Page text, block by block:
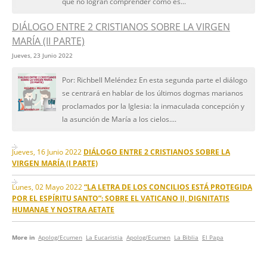
DIÁLOGO ENTRE 2 CRISTIANOS SOBRE LA VIRGEN
MARÍA (II PARTE)
Jueves, 23 Junio 2022
Por: Richbell Meléndez En esta segunda parte el diálogo
se centrará en hablar de los últimos dogmas marianos
proclamados por la Iglesia: la inmaculada concepción y
la asunción de María a los cielos....
Jueves, 16 Junio 2022 DIÁLOGO ENTRE 2 CRISTIANOS SOBRE LA
VIRGEN MARÍA (I PARTE)
Lunes, 02 Mayo 2022 “LA LETRA DE LOS CONCILIOS ESTÁ PROTEGIDA
POR EL ESPÍRITU SANTO”: SOBRE EL VATICANO II, DIGNITATIS
HUMANAE Y NOSTRA AETATE
More in Apolog/Ecumen La Eucaristia Apolog/Ecumen La Biblia El Papa